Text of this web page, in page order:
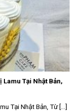
Tại Nhật Bản,
Tại Nhật Bản, Từ [...]